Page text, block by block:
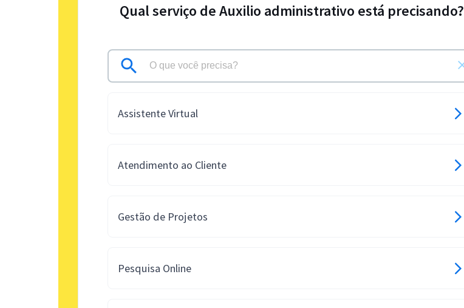
Qual serviço de Auxilio administrativo está precisando?
Assistente Virtual
Atendimento ao Cliente
Gestão de Projetos
Pesquisa Online